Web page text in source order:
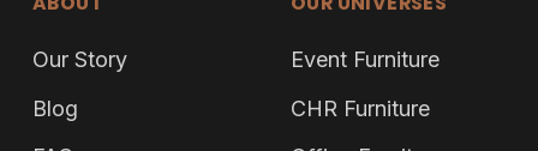
Our Story
Blog
Event Furniture
CHR Furniture